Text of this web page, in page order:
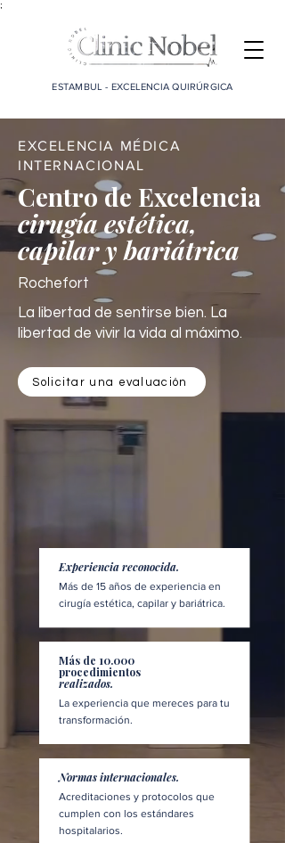
;
ESTAMBUL - EXCELENCIA QUIRÚRGICA
EXCELENCIA MÉDICA
INTERNACIONAL
Centro de Excelencia
cirugía estética,
capilar y bariátrica
Rochefort
La libertad de sentirse bien. La
libertad de vivir la vida al máximo.
Solicitar una evaluación
Experiencia reconocida.
Más de 15 años de experiencia en
cirugía estética, capilar y bariátrica.
Más de 10.000
procedimientos
realizados.
La experiencia que mereces para tu
transformación.
Normas internacionales.
Acreditaciones y protocolos que
cumplen con los estándares
hospitalarios.